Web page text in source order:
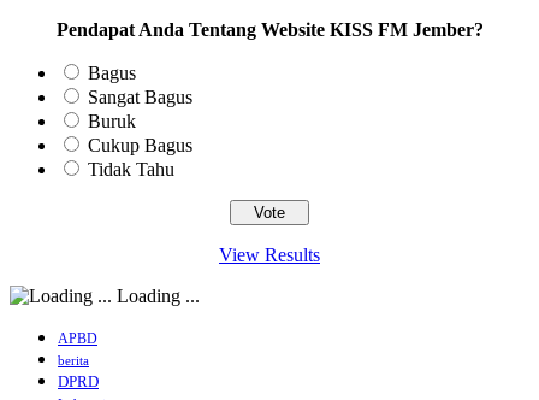
Pendapat Anda Tentang Website KISS FM Jember?
Bagus
Sangat Bagus
Buruk
Cukup Bagus
Tidak Tahu
View Results
Loading ...
APBD
berita
DPRD